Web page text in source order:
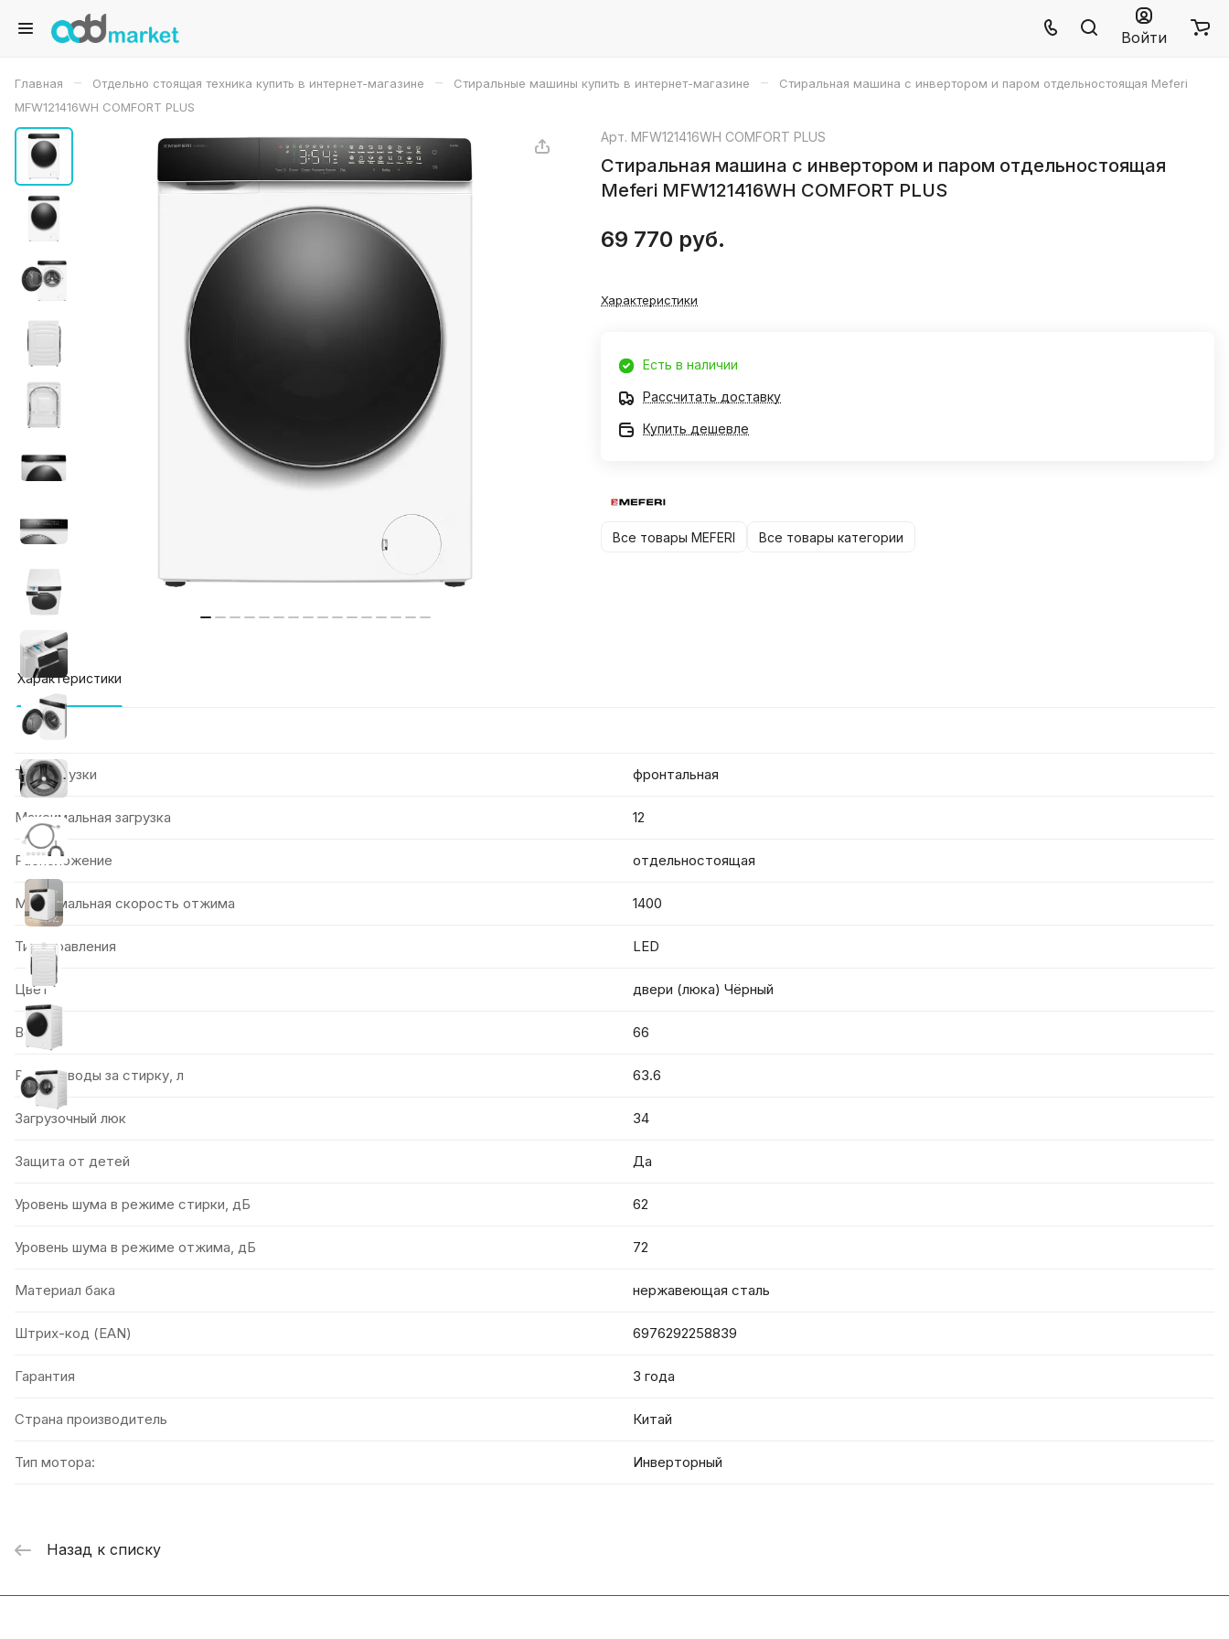
Войти
Главная – Отдельно стоящая техника купить в интернет-магазине – Стиральные машины купить в интернет-магазине –
Стиральная машина с инвертором и паром отдельностоящая Meferi
MFW121416WH COMFORT PLUS
Арт. MFW121416WH COMFORT PLUS
Стиральная машина с инвертором и паром отдельностоящая
Meferi MFW121416WH COMFORT PLUS
69 770 руб.
Характеристики
Есть в наличии
Рассчитать доставку
Купить дешевле
Все товары MEFERI Все товары категории
Характеристики
Тип загрузки фронтальная
Максимальная загрузка 12
Расположение отдельностоящая
Максимальная скорость отжима 1400
Тип управления LED
Цвет двери (люка) Чёрный
Вес, кг 66
Расход воды за стирку, л 63.6
Загрузочный люк 34
Защита от детей Да
Уровень шума в режиме стирки, дБ 62
Уровень шума в режиме отжима, дБ 72
Материал бака нержавеющая сталь
Штрих-код (EAN) 6976292258839
Гарантия 3 года
Страна производитель Китай
Тип мотора: Инверторный
Назад к списку